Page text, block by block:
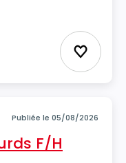
Ajouter
Publiée le 05/08/2026
F/H